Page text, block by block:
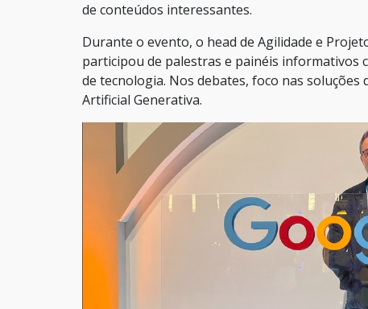
de conteúdos interessantes.
Durante o evento, o head de Agilidade e
participou de palestras e painéis informativos
de tecnologia. Nos debates, foco nas
Artificial Generativa.